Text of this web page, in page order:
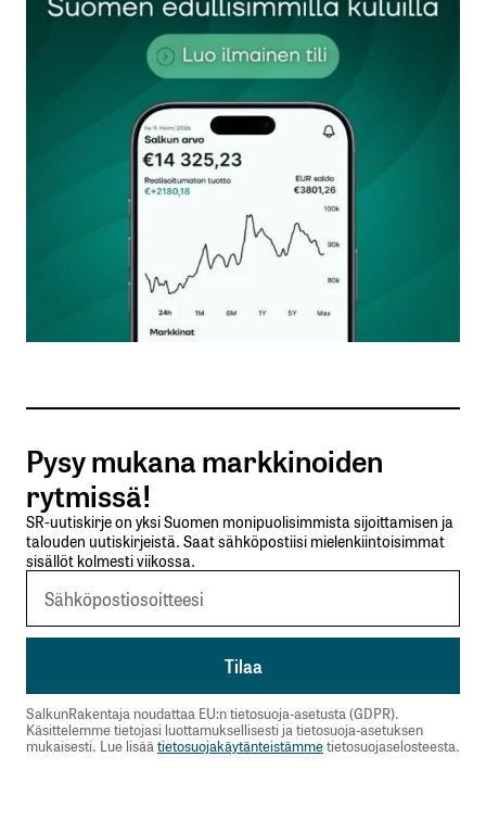
Sähköpostiosoitettasi ei julkaista.Pakolliset
kentät on merkitty*
Kommentti*
Nimesi tai nimimerkkisi
Sähköpostiosoitteesi
Tilaa SalkunRakentajan uutiskirje
Lähetä kommentti
Pysy mukana markkinoiden
rytmissä!
SR-uutiskirje on yksi Suomen monipuolisimmista sijoittamisen ja
talouden uutiskirjeistä. Saat sähköpostiisi mielenkiintoisimmat
sisällöt kolmesti viikossa.
SalkunRakentaja noudattaa EU:n tietosuoja-asetusta (GDPR).
Käsittelemme tietojasi luottamuksellisesti ja tietosuoja-asetuksen
mukaisesti. Lue lisää tietosuojakäytänteistämmetietosuojaselosteesta.